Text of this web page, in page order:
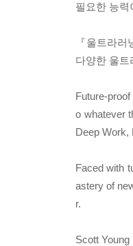
필요한 능력
『울트라
다양한 울
Future-
o whatever
Deep Work,
Faced with
astery of
r.
Scott